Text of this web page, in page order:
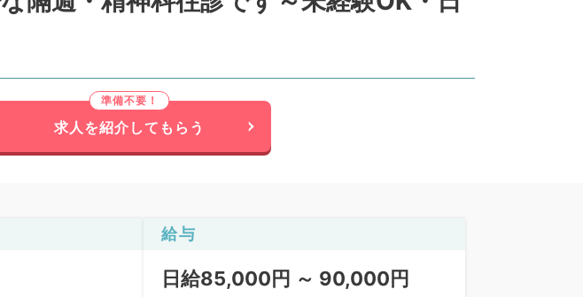
求人を紹介してもらう
給与
日給85,000円 ～ 90,000円